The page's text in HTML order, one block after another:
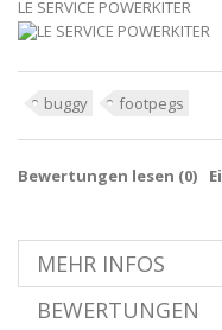
LE SERVICE POWERKITER
buggy footpegs
Bewertungen lesen (0)
MEHR INFOS
BEWERTUNGEN